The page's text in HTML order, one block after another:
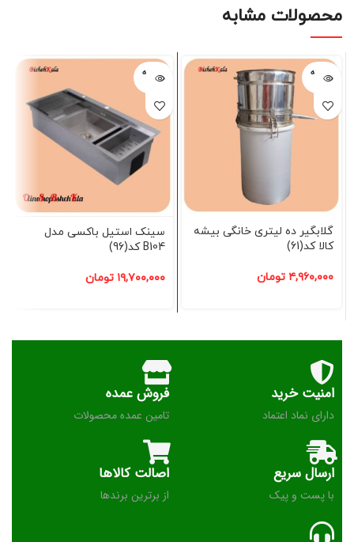
محصولات مشابه
فروخته
شده
گلابگیر ده لیتری خانگی بیشه
کالا کد(61)
۴,۹۶۰,۰۰۰ تومان
فروخته
شده
سینک استیل باکسی مدل
B104 کد(96)
۱۹,۷۰۰,۰۰۰ تومان
امنیت خرید
دارای نماد اعتماد
فروش عمده
تامین عمده محصولات
ارسال سریع
با پست و پیک
اصالت کالاها
از برترین برندها